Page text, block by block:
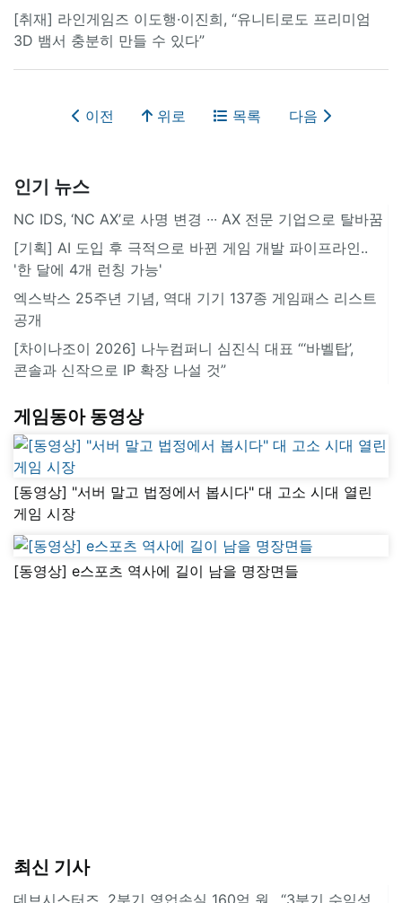
[취재] 라인게임즈 이도행·이진희, “유니티로도 프리미엄
3D 뱀서 충분히 만들 수 있다”
이전 위로 목록 다음
인기 뉴스
NC IDS, ‘NC AX’로 사명 변경 ∙∙∙ AX 전문 기업으로 탈바꿈
[기획] AI 도입 후 극적으로 바뀐 게임 개발 파이프라인..
'한 달에 4개 런칭 가능'
엑스박스 25주년 기념, 역대 기기 137종 게임패스 리스트
공개
[차이나조이 2026] 나누컴퍼니 심진식 대표 “‘바벨탑’,
콘솔과 신작으로 IP 확장 나설 것”
게임동아 동영상
[동영상] "서버 말고 법정에서 봅시다" 대 고소 시대 열린
게임 시장
[동영상] e스포츠 역사에 길이 남을 명장면들
최신 기사
데브시스터즈, 2분기 영업손실 160억 원…“3분기 수익성